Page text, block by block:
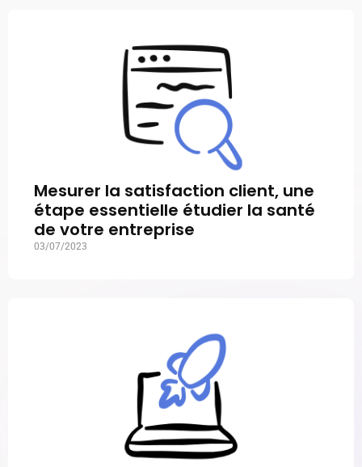
Mesurer la satisfaction client, une
étape essentielle étudier la santé
de votre entreprise
03/07/2023